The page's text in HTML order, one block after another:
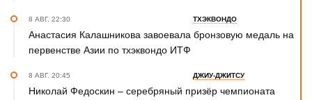
8 АВГ. 22:30 ТХЭКВОНДО
Анастасия Калашникова завоевала бронзовую медаль на
первенстве Азии по тхэквондо ИТФ
8 АВГ. 20:45 ДЖИУ-ДЖИТСУ
Николай Федоскин – серебряный призёр чемпионата